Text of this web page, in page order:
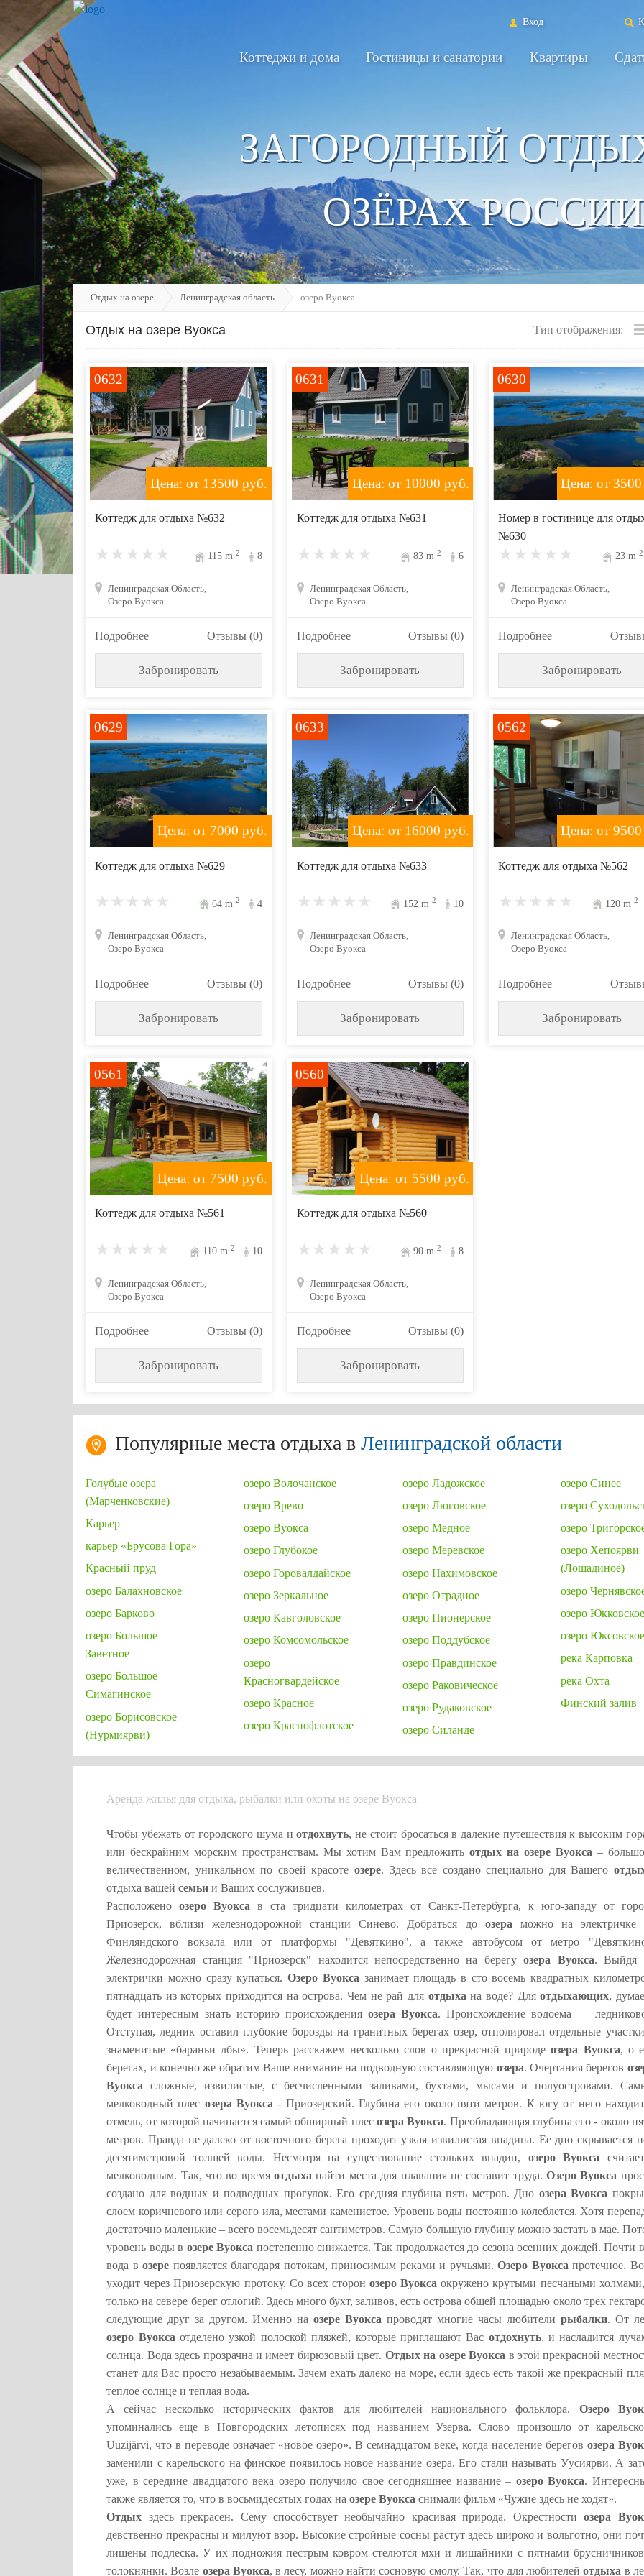
Вход
Коттеджи и дома Гостиницы и санатории Квартиры
ЗАГОРОДНЫЙ
ОЗЁРАХ РОССИИ
Отдых на озере Ленинградская область озеро Вуокса
Отдых на озере Вуокса Тип отображения:
0632
Цена: от 13500 руб.
Коттедж для отдыха №632
115m 2 8
Ленинградская Область,
Озеро Вуокса
Подробнее Отзывы (0)
Забронировать
0631
Цена: от 10000 руб.
Коттедж для отдыха №631
83 m2 6
Ленинградская Область,
Озеро Вуокса
Подробнее Отзывы (0)
Забронировать
0630
Цена: от 3500
Номер в гостинице для
№630
23m 2
Ленинградская Область,
Озеро Вуокса
Подробнее
Забронировать
0629
Цена: от 7000 руб.
Коттедж для отдыха №629
64m 2 4
Ленинградская Область,
Озеро Вуокса
Подробнее Отзывы (0)
Забронировать
0633
Цена: от 16000 руб.
Коттедж для отдыха №633
152 m2 10
Ленинградская Область,
Озеро Вуокса
Подробнее Отзывы (0)
Забронировать
0562
Цена: от 9500
Коттедж для отдыха №562
120m 2
Ленинградская Область,
Озеро Вуокса
Подробнее
Забронировать
0561
Цена: от 7500 руб.
Коттедж для отдыха №561
110m 2 10
Ленинградская Область,
Озеро Вуокса
Подробнее Отзывы (0)
Забронировать
0560
Цена: от 5500 руб.
Коттедж для отдыха №560
90 m2 8
Ленинградская Область,
Озеро Вуокса
Подробнее Отзывы (0)
Забронировать
Популярные места отдыха вЛенинградской области
Голубые озера
(Марченковские)
Карьер
карьер «Брусова Гора»
Красный пруд
озеро Балахновское
озеро Барково
озеро Большое
Заветное
озеро Большое
Симагинское
озеро Борисовское
(Нурмиярви)
озеро Волочанское
озеро Врево
озеро Вуокса
озеро Глубокое
озеро Горовалдайское
озеро Зеркальное
озеро Кавголовское
озеро Комсомольское
озеро
Красногвардейское
озеро Красное
озеро Краснофлотское
озеро Ладожское
озеро Люговское
озеро Медное
озеро Меревское
озеро Нахимовское
озеро Отрадное
озеро Пионерское
озеро Поддубское
озеро Правдинское
озеро Раковическое
озеро Рудаковское
озеро Силанде
озеро Синее
озеро
озеро
озеро Хепоярви
(Лошадиное)
озеро
озеро Юкковское
озеро Юксовское
река Карповка
река Охта
Финский залив
Аренда жилья для отдыха, рыбалки или охоты на озере Вуокса
Чтобы убежать от городского шума иотдохнуть, не стоит бросаться в далекие путешествия к высоким
или бескрайним морским пространствам. Мы хотим Вам предложитьотдых на озере Вуокса –
величественном, уникальном по своей красоте озере. Здесь все создано специально для Вашего
отдыха вашейсемьи и Ваших сослуживцев.
Расположеноозеро Вуокса в ста тридцати километрах от Санкт-Петербурга, к юго-западу от
Приозерск, вблизи железнодорожной станции Синево. Добраться до озера можно на электричке
Финляндского вокзала или от платформы "Девяткино", а также автобусом от метро
Железнодорожная станция "Приозерск" находится непосредственно на берегуозера Вуокса. Выйдя
электрички можно сразу купаться.Озеро Вуокса занимает площадь в сто восемь квадратных
пятнадцать из которых приходится на острова. Чем не рай для отдыха на воде? Дляотдыхающих,
будет интересным знать историю происхождения озера Вуокса. Происхождение водоема —
Отступая, ледник оставил глубокие борозды на гранитных берегах озер, отполировал отдельные
знаменитые «бараньи лбы». Теперь расскажем несколько слов о прекрасной природеозера Вуокса, о
берегах, и конечно же обратим Ваше внимание на подводную составляющую озера. Очертания берегов
Вуокса сложные, извилистые, с бесчисленными заливами, бухтами, мысами и полуостровами.
мелководный плес озера Вуокса - Приозерский. Глубина его около пяти метров. К югу от него
отмель, от которой начинается самый обширный плес озера Вуокса. Преобладающая глубина его - около
метров. Правда не далеко от восточного берега проходит узкая извилистая впадина. Ее дно скрывается
десятиметровой толщей воды. Несмотря на существование стольких впадин, озеро Вуокса
мелководным. Так, что во времяотдыха найти места для плавания не составит труда.Озеро Вуокса
создано для водных и подводных прогулок. Его средняя глубина пять метров. Дно озера Вуокса
слоем коричневого или серого ила, местами каменистое. Уровень воды постоянно колеблется. Хотя
достаточно маленькие – всего восемьдесят сантиметров. Самую большую глубину можно застать в мае.
уровень воды в озере Вуокса постепенно снижается. Так продолжается до сезона осенних дождей. Почти
вода возере появляется благодаря потокам, приносимым реками и ручьями.Озеро Вуокса протечное.
уходит через Приозерскую протоку. Со всех сторонозеро Вуокса окружено крутыми песчаными
только на севере берег отлогий. Здесь много бухт, заливов, есть острова общей площадью около трех
следующие друг за другом. Именно наозере Вуокса проводят многие часы любители рыбалки. От
озеро Вуокса отделено узкой полоской пляжей, которые приглашают Вас отдохнуть, и насладится
солнца. Вода здесь прозрачна и имеет бирюзовый цвет. Отдых на озере Вуокса в этой прекрасной
станет для Вас просто незабываемым. Зачем ехать далеко на море, если здесь есть такой же прекрасный
теплое солнце и теплая вода.
А сейчас несколько исторических фактов для любителей национального фольклора. Озеро
упоминались еще в Новгородских летописях под названием Узерва. Слово произошло от
Uuzijärvi, что в переводе означает «новое озеро». В семнадцатом веке, когда население берегов озера
заменили с карельского на финское появилось новое название озера. Его стали называть Уусиярви. А
уже, в середине двадцатого века озеро получило свое сегодняшнее название – озеро Вуокса.
также является то, что в восьмидесятых годах наозере Вуокса снимали фильм «Чужие здесь не ходят».
Отдых здесь прекрасен. Сему способствует необычайно красивая природа. Окрестностиозера
девственно прекрасны и милуют взор. Высокие стройные сосны растут здесь широко и вольготно, они
лишены подлеска. У их подножия пестрым ковром стелются мхи и лишайники с пятнами
толокнянки. Возле озера Вуокса, в лесу, можно найти сосновую смолу. Так, что для любителейотдыха в